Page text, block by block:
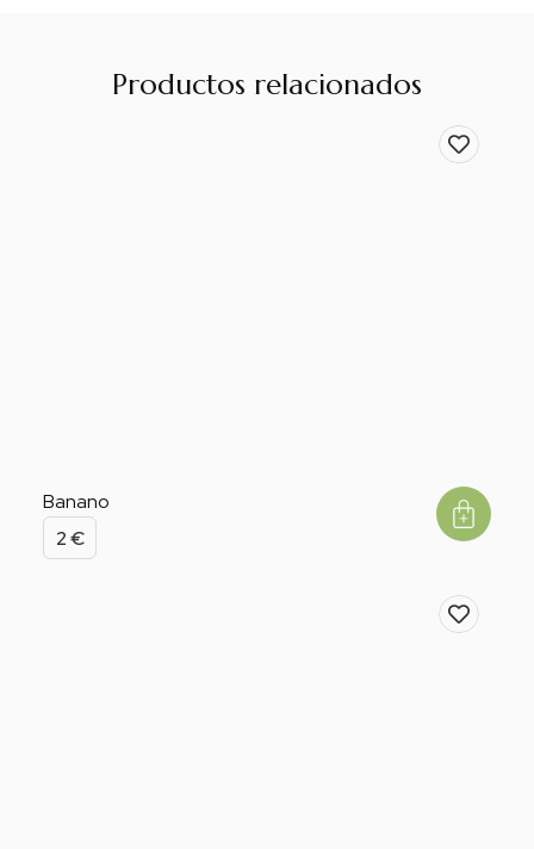
Productos relacionados
Banano
2€